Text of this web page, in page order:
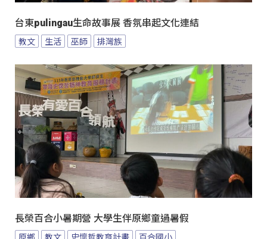
台東pulingau生命故事展 香氛串起文化連結
教文 生活 巫師 排灣族
長榮百合小暑期營 大學生伴原鄉童過暑假
原鄉 教文 史懷哲教育計畫 百合國小